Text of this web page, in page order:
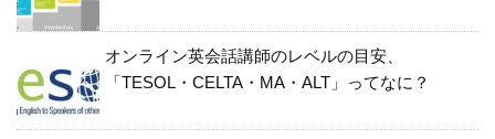
オンライン英会話講師のレベルの目安、
「TESOL・CELTA・MA・ALT」ってなに？